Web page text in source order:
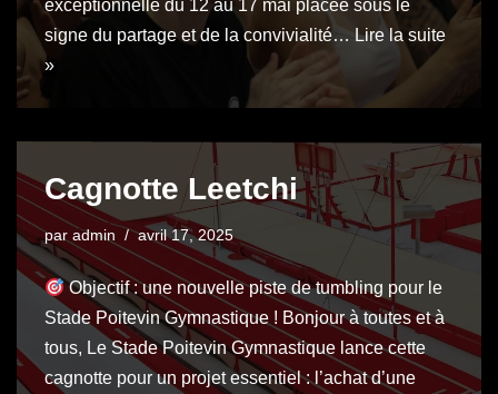
exceptionnelle du 12 au 17 mai placée sous le
signe du partage et de la convivialité… Lire la suite
»
Cagnotte Leetchi
par admin avril 17, 2025
Objectif : une nouvelle piste de tumbling pour le
Stade Poitevin Gymnastique ! Bonjour à toutes et à
tous, Le Stade Poitevin Gymnastique lance cette
cagnotte pour un projet essentiel : l’achat d’une